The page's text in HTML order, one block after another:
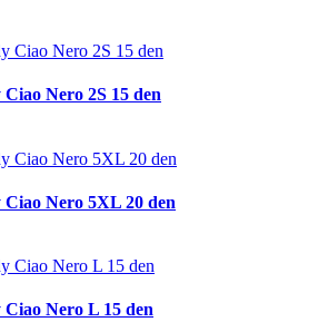
Nero 2S 15 den
Nero 5XL 20 den
Nero L 15 den